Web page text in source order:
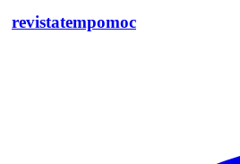
revistatempomoc